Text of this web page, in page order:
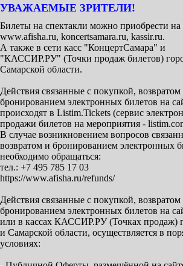
УВАЖАЕМЫЕ ЗРИТЕЛИ!
Билеты на спектакли можно приобрести на
www.afisha.ru, koncertsamara.ru, kassir.ru.
А также в сети касс "КонцертСамара" и
"КАССИР.РУ" (Точки продаж билетов)
Самарской области.
Действия связанные с покупкой, возвратом
бронированием электронных билетов на
происходят в Listim.Tickets (сервис
продажи билетов на мероприятия -
В случае возникновением вопросов
возвратом и бронированием электронных
необходимо обращаться:
тел.: +7 495 785 17 03
https://www.afisha.ru/refunds/
Действия связанные с покупкой, возвратом
бронированием электронных билетов на
или в кассах КАССИР.РУ (Точках продаж)
и Самарской области, осуществляется в
условиях: